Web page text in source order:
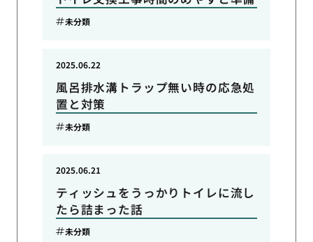
未分類
風呂排水溝トラップ無い時の応急処
置と対策
2025.06.22
未分類
ティッシュをうっかりトイレに流し
たら詰まった話
2025.06.21
未分類